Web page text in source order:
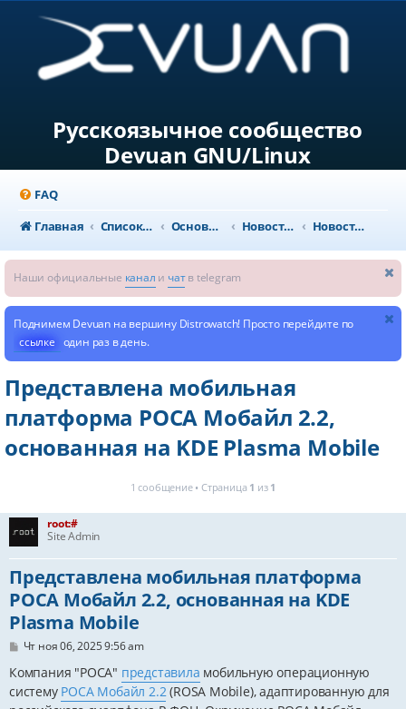
Русскоязычное сообщество
Devuan GNU/Linux
FAQ
Главная
Список форумов Основной раздел Новости и объявления Новости из мира GNU/Linux
Наши официальные канал и чатв telegram
Поднимем Devuan на вершину Distrowatch! Просто перейдите по
ссылке один раз в день.
Представлена мобильная
платформа РОСА Мобайл 2.2,
основанная на KDE Plasma Mobile
1 сообщение • Страница 1 из 1
root:#
Site Admin
Представлена мобильная платформа
РОСА Мобайл 2.2, основанная на KDE
Plasma Mobile
С
о
щ
Чт ноя 06, 2025 9:56 am
Компания "РОСА" представила мобильную операционную
систему РОСА Мобайл 2.2(ROSA Mobile), адаптированную для